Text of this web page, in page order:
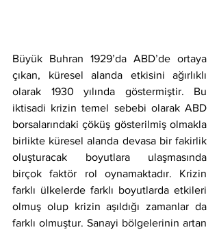
Büyük Buhran 1929’da ABD’de ortaya
çıkan, küresel alanda etkisini ağırlıklı
olarak 1930 yılında göstermiştir. Bu
iktisadi krizin temel sebebi olarak ABD
borsalarındaki çöküş gösterilmiş olmakla
birlikte küresel alanda devasa bir fakirlik
oluşturacak boyutlara ulaşmasında
birçok faktör rol oynamaktadır. Krizin
farklı ülkelerde farklı boyutlarda etkileri
olmuş olup krizin aşıldığı zamanlar da
farklı olmuştur. Sanayi bölgelerinin artan